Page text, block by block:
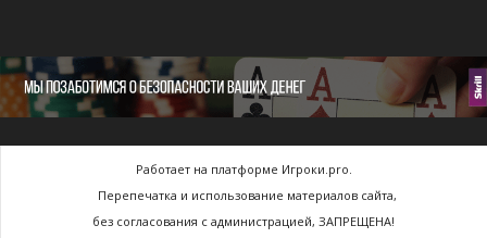
Работает на платформе Игроки.pro.
Перепечатка и использование материалов сайта,
без согласования с администрацией, ЗАПРЕЩЕНА!